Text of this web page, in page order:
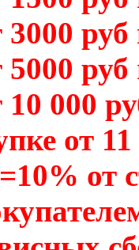
5000
000
от
от